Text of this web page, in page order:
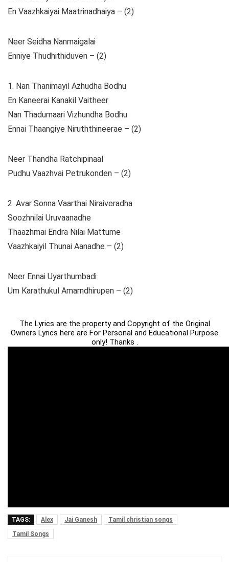
En Vaazhkaiyai Maatrinadhaiya – (2)
Neer Seidha Nanmaigalai
Enniye Thudhithiduven – (2)
1. Nan Thanimayil Azhudha Bodhu
En Kaneerai Kanakil Vaitheer
Nan Thadumaari Vizhundha Bodhu
Ennai Thaangiye Niruththineerae – (2)
Neer Thandha Ratchipinaal
Pudhu Vaazhvai Petrukonden – (2)
2. Avar Sonna Vaarthai Niraiveradha
Soozhnilai Uruvaanadhe
Thaazhmai Endra Nilai Mattume
Vaazhkaiyil Thunai Aanadhe – (2)
Neer Ennai Uyarthumbadi
Um Karathukul Amarndhirupen – (2)
The Lyrics are the property and Copyright of the Original
Owners Lyrics here are For Personal and Educational Purpose
only! Thanks .
TAGS: Alex Jai Ganesh
Tamil christian songs
Tamil Songs